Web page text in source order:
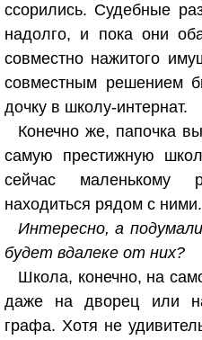
ссорились. Судебные
надолго, и пока они
совместно нажитого
совместным решением
дочку в школу-интернат.
Конечно же, папочка
самую престижную
сейчас маленькому
находиться рядом с ними.
Интересно, а
будет вдалеке от них?
Школа, конечно, на
даже на дворец или на
графа. Хотя не